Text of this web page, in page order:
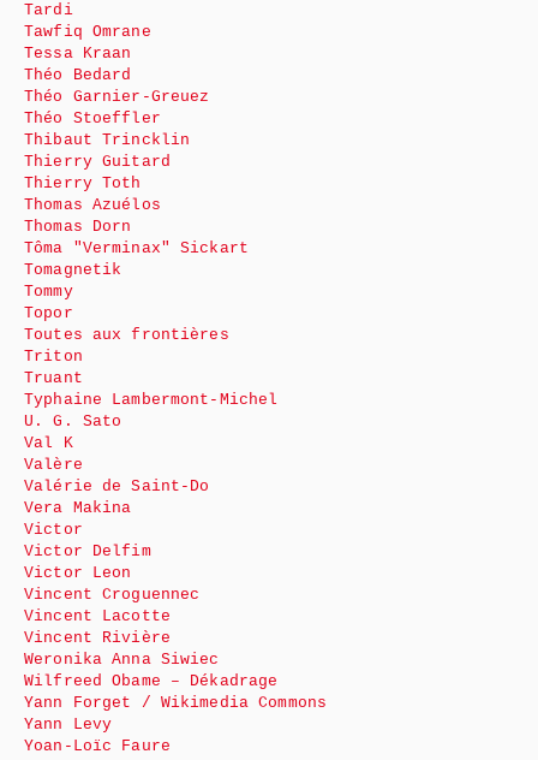
Tardi
Tawfiq Omrane
Tessa Kraan
Théo Bedard
Théo Garnier-Greuez
Théo Stoeffler
Thibaut Trincklin
Thierry Guitard
Thierry Toth
Thomas Azuélos
Thomas Dorn
Tôma "Verminax" Sickart
Tomagnetik
Tommy
Topor
Toutes aux frontières
Triton
Truant
Typhaine Lambermont-Michel
U. G. Sato
Val K
Valère
Valérie de Saint-Do
Vera Makina
Victor
Victor Delfim
Victor Leon
Vincent Croguennec
Vincent Lacotte
Vincent Rivière
Weronika Anna Siwiec
Wilfreed Obame – Dékadrage
Yann Forget / Wikimedia Commons
Yann Levy
Yoan-Loïc Faure